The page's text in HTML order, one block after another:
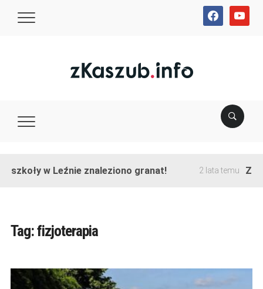
facebookyoutube
szkoły w Leźnie znaleziono granat! 2 lata temu
Tag:fizjoterapia